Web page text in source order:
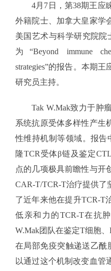
4月7日，第38期王应
外籍院士、加拿大皇家学
美国艺术与科学研究院院
为“Beyond immune
strategies”的报告。本期
研究员主持。
Tak W.Mak致力于肿
系统抗原受体多样性产生
性维持机制等领域。报告
隆TCR受体β链及鉴定
点的几项极具前瞻性与开
CAR-T/TCR-T治疗提供了
了近年来他在提升TCR-T
低亲和力的TCR-T在抗
W.Mak团队在鉴定T细胞
在局部免疫突触递送乙酰
以通过这个机制改变血管